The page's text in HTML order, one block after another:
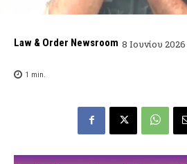
Law & Order Newsroom 8 Ιουνίου
1 min.